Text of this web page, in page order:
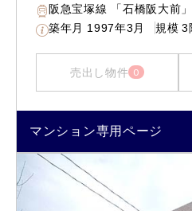
阪急宝塚線 「石橋阪大前
築年月 1997年3月 規模 3
売出し物件 0
マンション専用ページ